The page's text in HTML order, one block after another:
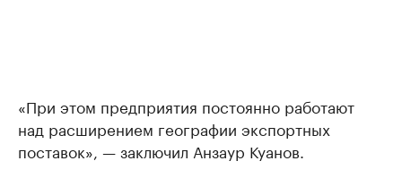
«При этом предприятия постоянно работают
над расширением географии экспортных
поставок», — заключил Анзаур Куанов.